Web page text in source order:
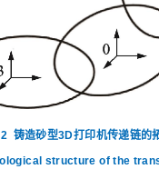
铸造砂型3D打印机传递链的
structure of the